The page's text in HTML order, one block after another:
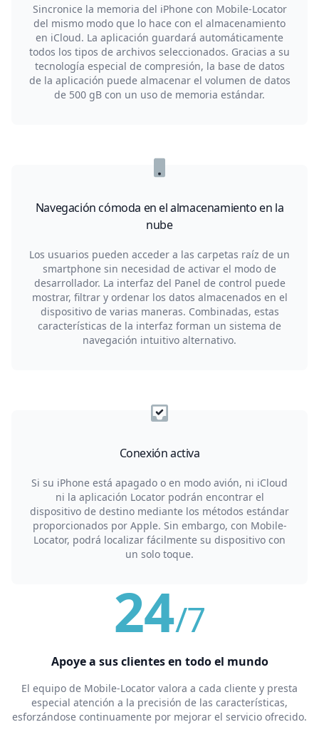
Sincronice la memoria del iPhone con Mobile-Locator
del mismo modo que lo hace con el almacenamiento
en iCloud. La aplicación guardará automáticamente
todos los tipos de archivos seleccionados. Gracias a su
tecnología especial de compresión, la base de datos
de la aplicación puede almacenar el volumen de datos
de 500 gB con un uso de memoria estándar.
Navegación cómoda en el almacenamiento en la
nube
Los usuarios pueden acceder a las carpetas raíz de un
smartphone sin necesidad de activar el modo de
desarrollador. La interfaz del Panel de control puede
mostrar, filtrar y ordenar los datos almacenados en el
dispositivo de varias maneras. Combinadas, estas
características de la interfaz forman un sistema de
navegación intuitivo alternativo.
Conexión activa
Si su iPhone está apagado o en modo avión, ni iCloud
ni la aplicación Locator podrán encontrar el
dispositivo de destino mediante los métodos estándar
proporcionados por Apple. Sin embargo, con Mobile-
Locator, podrá localizar fácilmente su dispositivo con
un solo toque.
24/7
Apoye a sus clientes en todo el mundo
El equipo de Mobile-Locator valora a cada cliente y presta
especial atención a la precisión de las características,
esforzándose continuamente por mejorar el servicio ofrecido.